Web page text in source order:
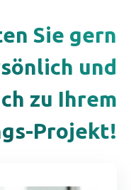
Sie gern
und
zu Ihrem
Projekt!